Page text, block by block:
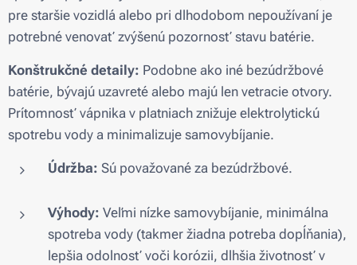
pre staršie vozidlá alebo pri dlhodobom nepoužívaní je
potrebné venovať zvýšenú pozornosť stavu batérie.
Konštrukčné detaily: Podobne ako iné bezúdržbové
batérie, bývajú uzavreté alebo majú len vetracie otvory.
Prítomnosť vápnika v platniach znižuje elektrolytickú
spotrebu vody a minimalizuje samovybíjanie.
Údržba: Sú považované za bezúdržbové.
Výhody: Veľmi nízke samovybíjanie, minimálna
spotreba vody (takmer žiadna potreba dopĺňania),
lepšia odolnosť voči korózii, dlhšia životnosť v